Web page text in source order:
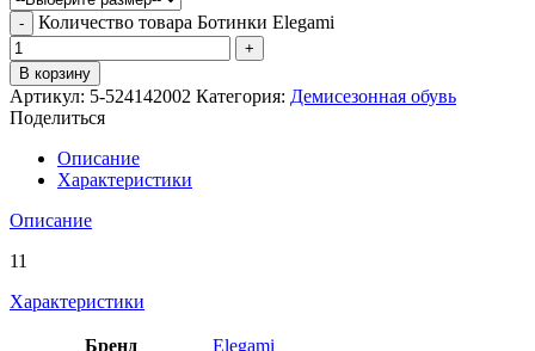
Количество товара Ботинки Elegami
В корзину
Артикул: 5-524142002 Категория: Демисезонная обувь
Поделиться
Описание
Характеристики
Описание
11
Характеристики
Бренд Elegami